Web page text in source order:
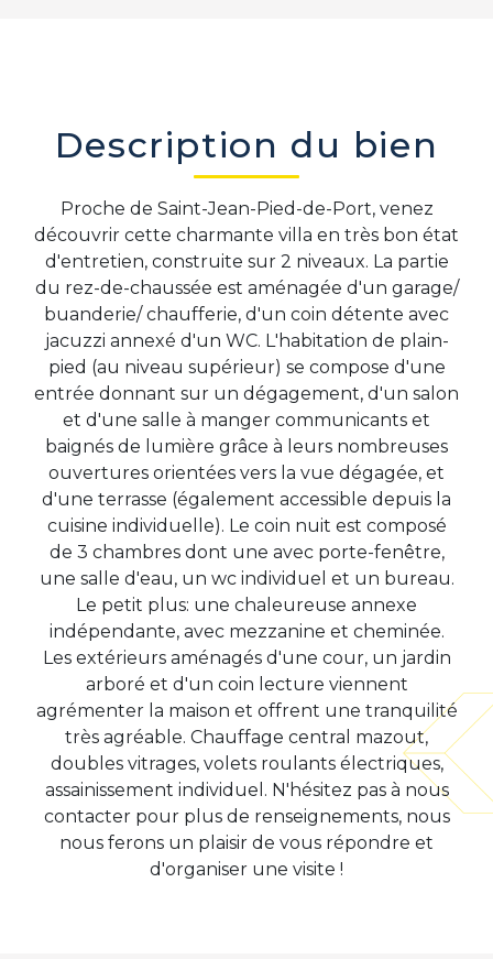
Description du bien
Proche de Saint-Jean-Pied-de-Port, venez
découvrir cette charmante villa en très bon état
d'entretien, construite sur 2 niveaux. La partie
du rez-de-chaussée est aménagée d'un garage/
buanderie/ chaufferie, d'un coin détente avec
jacuzzi annexé d'un WC. L'habitation de plain-
pied (au niveau supérieur) se compose d'une
entrée donnant sur un dégagement, d'un salon
et d'une salle à manger communicants et
baignés de lumière grâce à leurs nombreuses
ouvertures orientées vers la vue dégagée, et
d'une terrasse (également accessible depuis la
cuisine individuelle). Le coin nuit est composé
de 3 chambres dont une avec porte-fenêtre,
une salle d'eau, un wc individuel et un bureau.
Le petit plus: une chaleureuse annexe
indépendante, avec mezzanine et cheminée.
Les extérieurs aménagés d'une cour, un jardin
arboré et d'un coin lecture viennent
agrémenter la maison et offrent une tranquilité
très agréable. Chauffage central mazout,
doubles vitrages, volets roulants électriques,
assainissement individuel. N'hésitez pas à nous
contacter pour plus de renseignements, nous
nous ferons un plaisir de vous répondre et
d'organiser une visite !